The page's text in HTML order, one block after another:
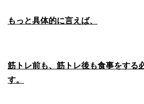
もっと具体的に言えば、
筋トレ前も、筋トレ後も食事をする
す。